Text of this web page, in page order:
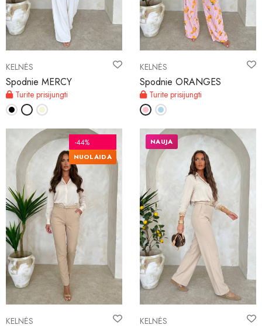
KELNĖS
Spodnie MERCY
Turite prisijungti
KELNĖS
Spodnie ORANGES
Turite prisijungti
KELNĖS
-44%
NUOLAIDA
KELNĖS
NAUJA